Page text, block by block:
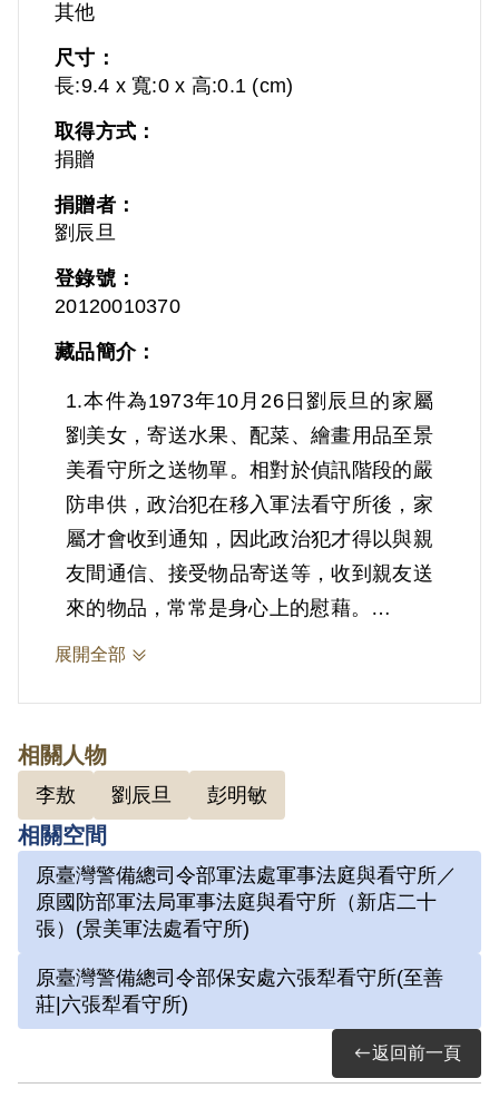
其他
尺寸：
長:9.4 x 寬:0 x 高:0.1 (cm)
取得方式：
捐贈
捐贈者：
劉辰旦
登錄號：
20120010370
藏品簡介：
1.本件為1973年10月26日劉辰旦的家屬
劉美女，寄送水果、配菜、繪畫用品至景
美看守所之送物單。相對於偵訊階段的嚴
防串供，政治犯在移入軍法看守所後，家
屬才會收到通知，因此政治犯才得以與親
友間通信、接受物品寄送等，收到親友送
來的物品，常常是身心上的慰藉。
炸案」、「李敖案」被捕，時任水泥公司
屏東營業所管理員；被捕後拘禁於警備總
司令部保安總處地下室及六張犁看守所進
行偵訊長達近一年。1972年移送景美軍
法處看守所，判決結果處以15年有期徒
刑。服刑期間因美術老師婉拒函授，決意
板為桌，開始獄中書畫生涯。獄中囚禁於
六號牢房，在狹小的方形牢獄中，房內六
個面構築出一塊個人場域，乃自稱「六大
展開全部
相關人物
李敖 劉辰旦 彭明敏
相關空間
原臺灣警備總司令部軍法處軍事法庭與看守所／
原國防部軍法局軍事法庭與看守所（新店二十
張）(景美軍法處看守所)
原臺灣警備總司令部保安處六張犁看守所(至善
莊|六張犁看守所)
返回前一頁